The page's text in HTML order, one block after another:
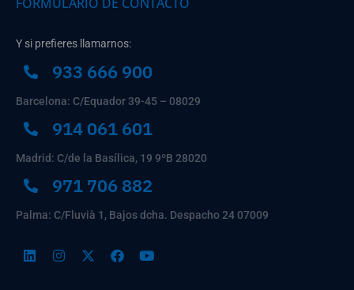
Y si prefieres llamarnos:
933 666 900
Barcelona: C/Equador 39-45 – 08029
914 061 601
Madrid: C/de la Basílica, 19 9ºB 28020
971 706 882
Palma: C/Fluvià 1, Bajos dcha. Despacho 24 07009